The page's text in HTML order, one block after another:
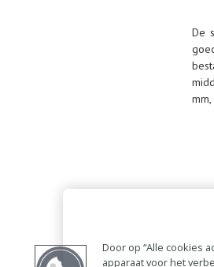
De
Door op “Alle cookies
apparaat voor het